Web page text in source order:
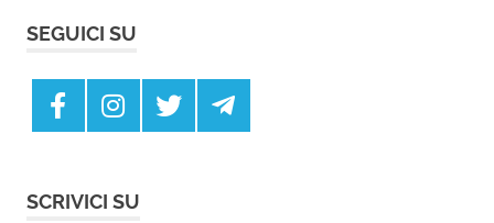
SEGUICI SU
SCRIVICI SU